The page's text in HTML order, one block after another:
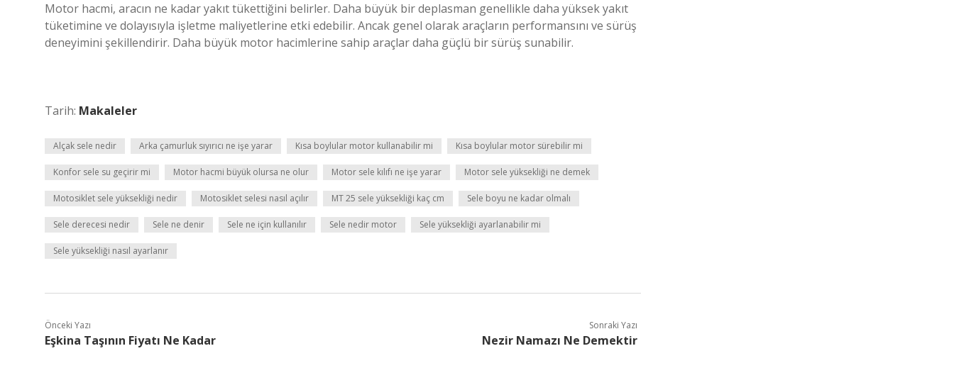
Motor hacmi, aracın ne kadar yakıt tükettiğini belirler. Daha büyük bir deplasman genellikle daha yüksek yakıt
tüketimine ve dolayısıyla işletme maliyetlerine etki edebilir. Ancak genel olarak araçların performansını ve sürüş
deneyimini şekillendirir. Daha büyük motor hacimlerine sahip araçlar daha güçlü bir sürüş sunabilir.
Tarih: Makaleler
Alçak sele nedir Arka çamurluk sıyırıcı ne işe yarar Kısa boylular motor kullanabilir mi Kısa boylular motor sürebilir mi
Konfor sele su geçirir mi Motor hacmi büyük olursa ne olur Motor sele kılıfı ne işe yarar Motor sele yüksekliği ne demek
Motosiklet sele yüksekliği nedir Motosiklet selesi nasıl açılır MT 25 sele yüksekliği kaç cm Sele boyu ne kadar olmalı
Sele derecesi nedir Sele ne denir Sele ne için kullanılır Sele nedir motor Sele yüksekliği ayarlanabilir mi
Sele yüksekliği nasıl ayarlanır
Önceki Yazı
Eşkina Taşının Fiyatı Ne Kadar
Sonraki Yazı
Nezir Namazı Ne Demektir